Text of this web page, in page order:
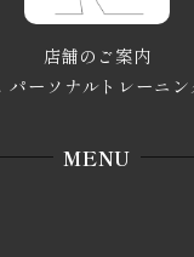
店舗のご案内
パーソナルトレーニン
MENU